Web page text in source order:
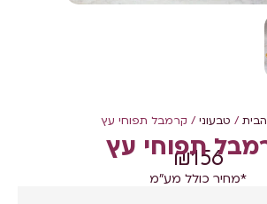
/ טבעוני/ קרמבל תפוחי עץ
תפוחי עץ
₪156
*מחיר כולל מע"מ